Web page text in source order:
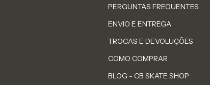
PERGUNTAS FREQUENTES
ENVIO E ENTREGA
TROCAS E DEVOLUÇÕES
COMO COMPRAR
BLOG - CB SKATE SHOP